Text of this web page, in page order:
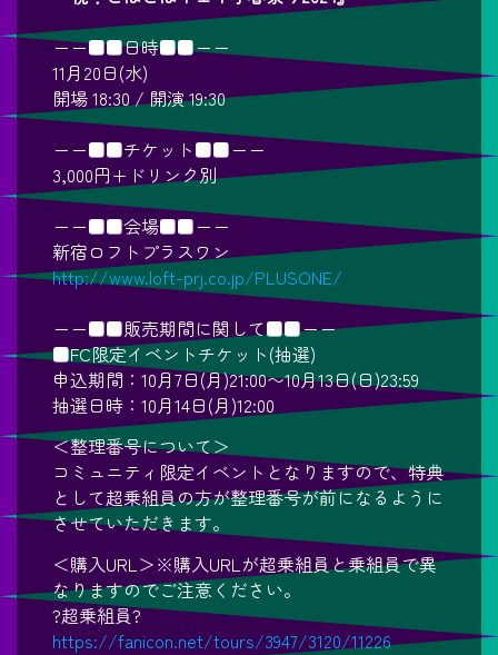
ーー■■日時■■ーー
11月20日(水)
開場 18:30 / 開演 19:30
ーー■■チケット■■ーー
3,000円+ドリンク別
ーー■■会場■■ーー
新宿ロフトプラスワン
http://www.loft-prj.co.jp/PLUSONE/
ーー■■販売期間に関して■■ーー
■FC限定イベントチケット(抽選)
申込期間：10月7日(月)21:00〜10月13日(日)23:59
抽選日時：10月14日(月)12:00
＜整理番号について＞
コミュニティ限定イベントとなりますので、特典
として超乗組員の方が整理番号が前になるように
させていただきます。
＜購入URL＞※購入URLが超乗組員と乗組員で異
なりますのでご注意ください。
?超乗組員?
https://fanicon.net/tours/3947/3120/11226